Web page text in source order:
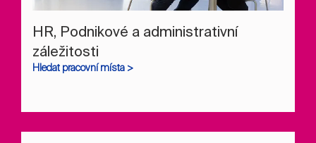
HR, Podnikové a administrativní
záležitosti
Hledat pracovní místa >